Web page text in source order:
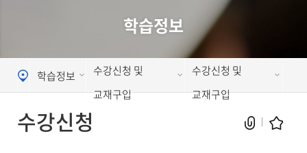
Search 학습정보
학습정보
수강신청 및
교재구입
수강신청 및
교재구입
수강신청